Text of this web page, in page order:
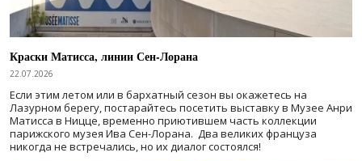
Краски Матисса, линии Сен-Лорана
22.07.2026
Если этим летом или в бархатный сезон вы окажетесь на
Лазурном берегу, постарайтесь посетить выставку в Музее Анри
Матисса в Ницце, временно приютившем часть коллекции
парижского музея Ива Сен-Лорана. Два великих француза
никогда не встречались, но их диалог состоялся!